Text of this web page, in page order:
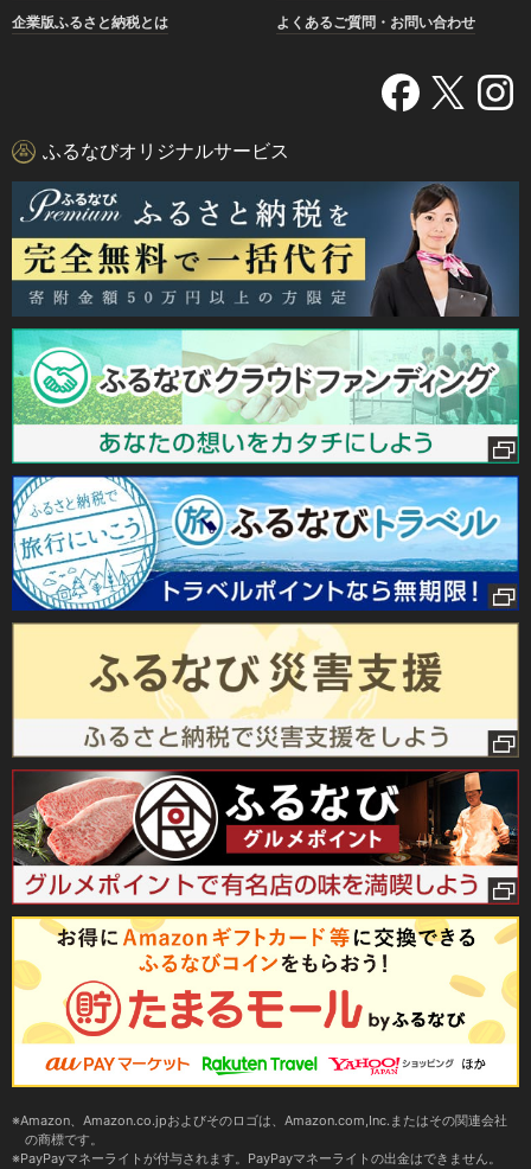
企業版ふるさと納税とは
よくあるご質問・お問い合わせ
ふるなびオリジナルサービス
Amazon、Amazon.co.jpおよびそのロゴは、Amazon.com,Inc.またはその関連会社
の商標です。
PayPayマネーライトが付与されます。PayPayマネーライトの出金はできません。